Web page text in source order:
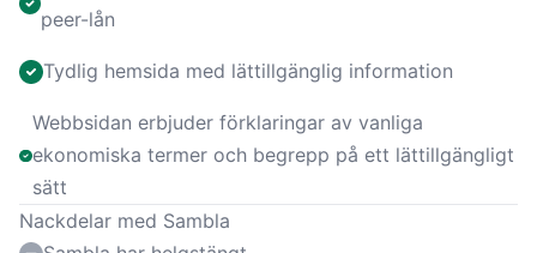
peer-lån
Tydlig hemsida med lättillgänglig information
Webbsidan erbjuder förklaringar av vanliga
ekonomiska termer och begrepp på ett lättillgängligt
sätt
Nackdelar med Sambla